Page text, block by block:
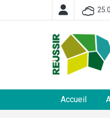
La
et rurales
Accueil